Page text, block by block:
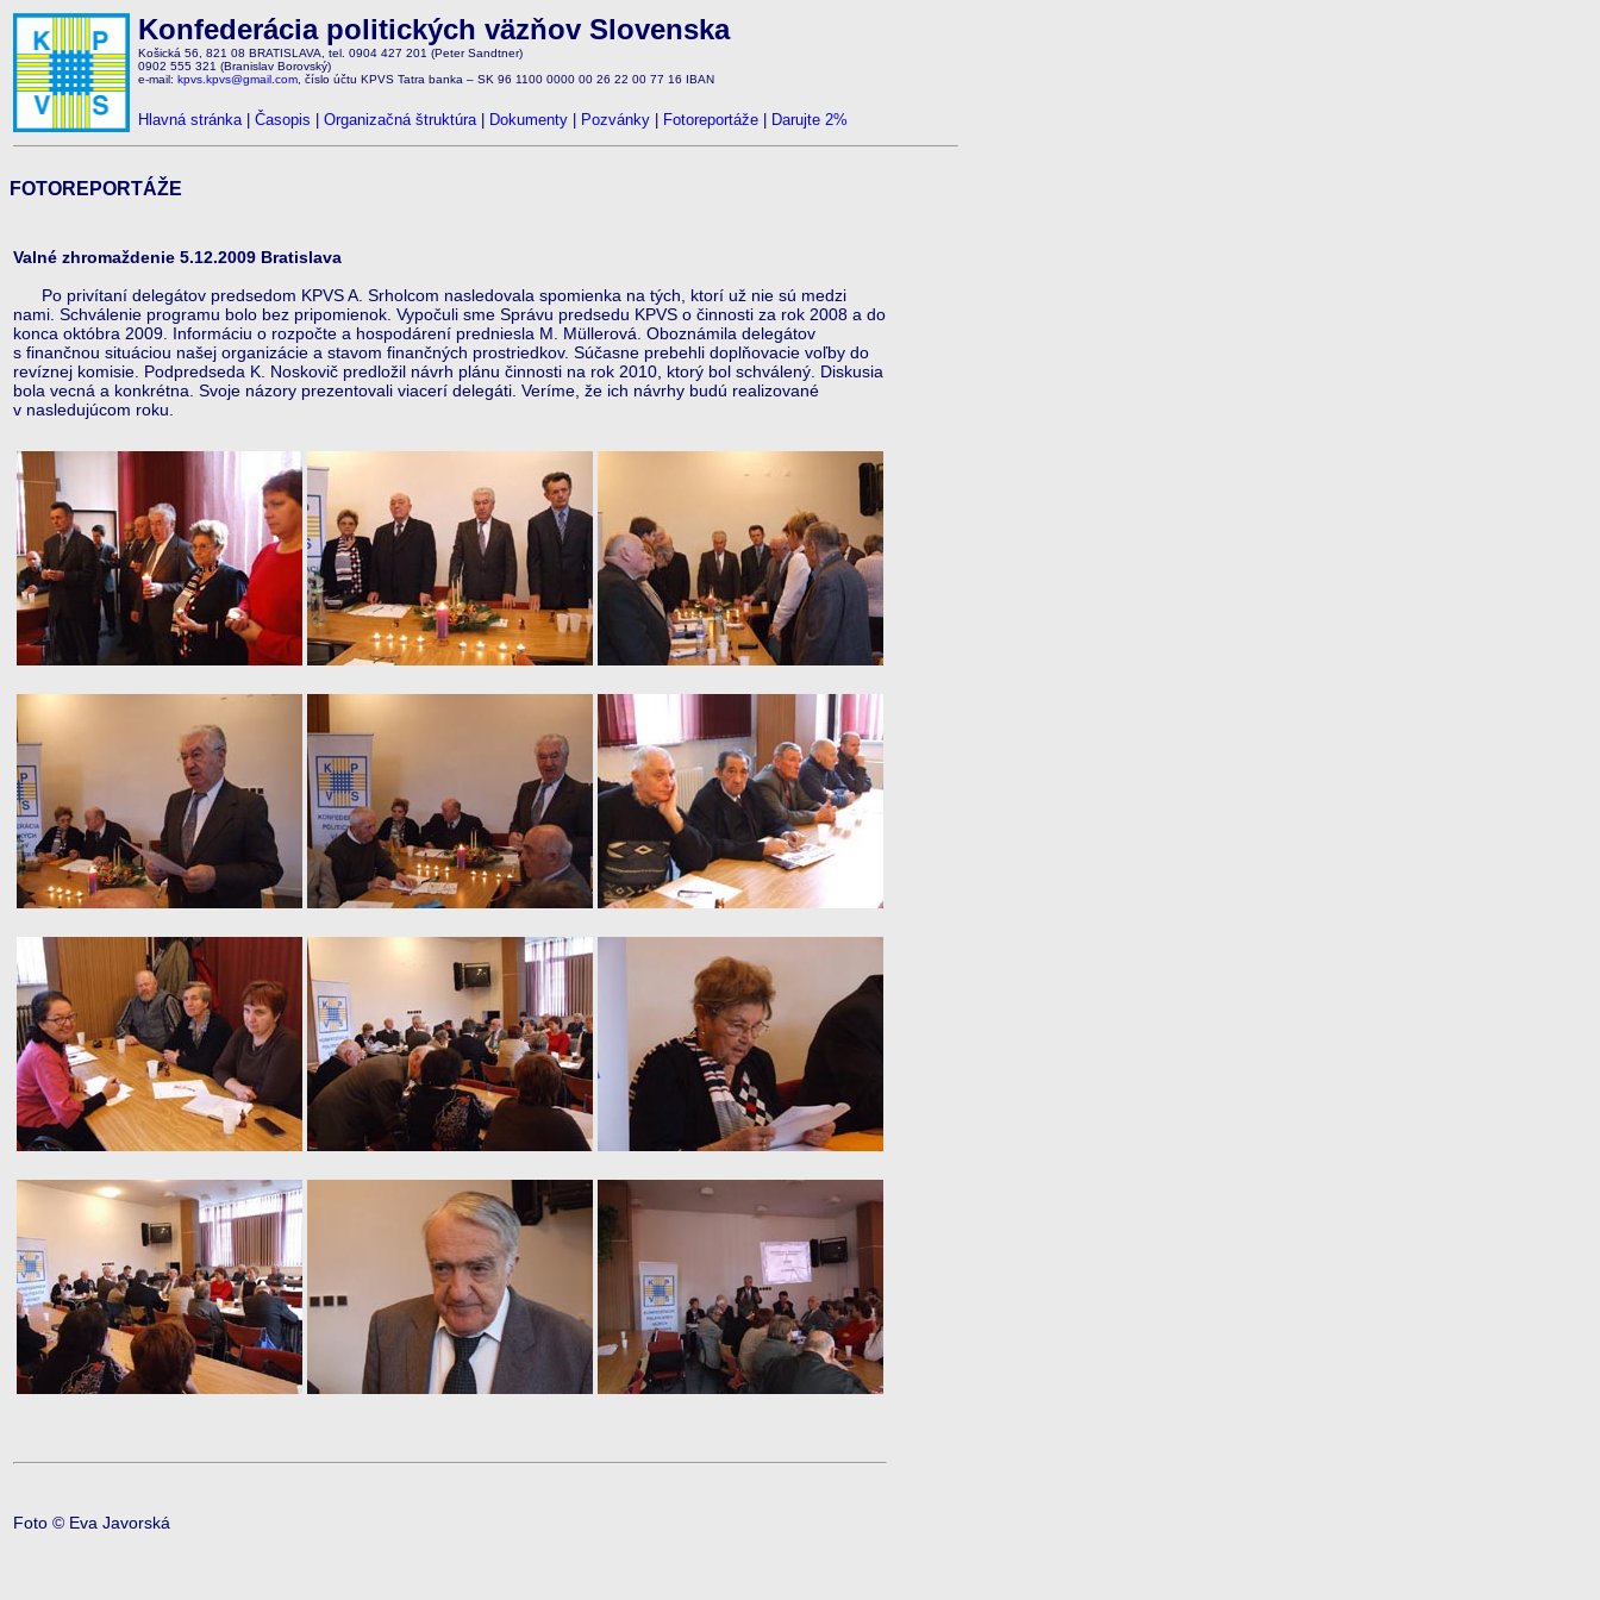
Konfederácia politických väzňov Slovenska
Košická 56, 821 08 BRATISLAVA, tel. 0904 427 201 (Peter Sandtner)
0902 555 321 (Branislav Borovský)
e-mail: kpvs.kpvs@gmail.com , číslo účtu KPVS Tatra banka – SK 96 1100 0000 00 26 22 00 77 16 IBAN
Hlavná stránka| Časopis Organizačná štruktúra| Dokumenty Pozvánky Fotoreportáže Darujte 2%
FOTOREPORTÁŽE
Valné zhromaždenie 5.12.2009 Bratislava
Po privítaní delegátov predsedom KPVS A. Srholcom nasledovala spomienka na tých, ktorí už nie sú medzi
nami. Schválenie programu bolo bez pripomienok. Vypočuli sme Správu predsedu KPVS o činnosti za rok 2008 a do
konca októbra 2009. Informáciu o rozpočte a hospodárení predniesla M. Müllerová. Oboznámila delegátov
s finančnou situáciou našej organizácie a stavom finančných prostriedkov. Súčasne prebehli doplňovacie voľby do
revíznej komisie. Podpredseda K. Noskovič predložil návrh plánu činnosti na rok 2010, ktorý bol schválený. Diskusia
bola vecná a konkrétna. Svoje názory prezentovali viacerí delegáti. Veríme, že ich návrhy budú realizované
v nasledujúcom roku.
Foto © Eva Javorská